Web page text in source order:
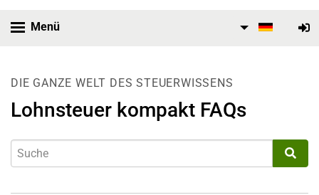
Menü
DIE GANZE WELT DES STEUERWISSENS
Lohnsteuer kompakt FAQs